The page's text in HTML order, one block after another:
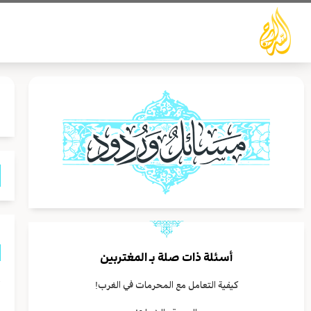
تخطي
المحتوى
أسئلة ذات صلة بـالمغتربين
كيفية التعامل مع المحرمات في الغرب!